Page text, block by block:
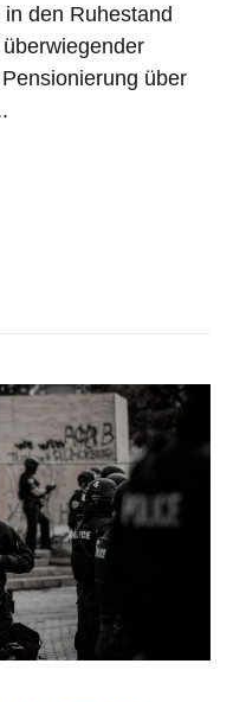
den Ruhestand
über